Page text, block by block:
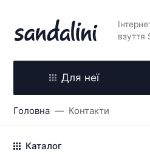
взуття
Для неї
Головна Контакти
Каталог